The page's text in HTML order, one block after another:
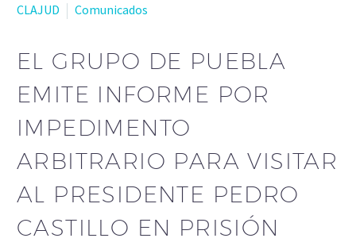
CLAJUD
Comunicados
EL GRUPO DE PUEBLA
EMITE INFORME POR
IMPEDIMENTO
ARBITRARIO PARA VISITAR
AL PRESIDENTE PEDRO
CASTILLO EN PRISIÓN